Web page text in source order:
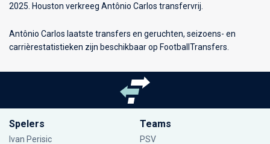
2025. Houston verkreeg Antônio Carlos transfervrij.
Antônio Carlos laatste transfers en geruchten, seizoens- en
carrièrestatistieken zijn beschikbaar op FootballTransfers.
Spelers
Ivan Perisic
Teams
PSV